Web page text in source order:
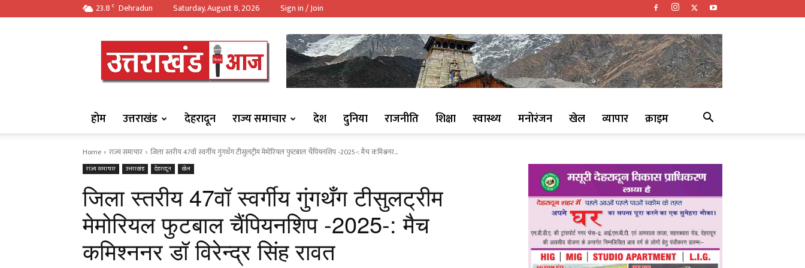
23.8 C Dehradun Saturday, August 8, 2026 Sign in / Join
https://uttarakhandaaj.com/
होम उत्तराखंड देहरादून राज्य समाचार देश दुनिया राजनीति शिक्षा स्वास्थ्य मनोरंजन खेल व्यापार क्राइम
Home राज्य समाचार जिला स्तरीय 47वॉ स्वर्गीय गुंगथँग टीसुलट्रीम मेमोरियल फुटबाल चैंपियनशिप -2025-: मैच कमिश्ननर...
राज्य समाचार उत्तराखंड देहरादून खेल
जिला स्तरीय 47वॉ स्वर्गीय गुंगथँग टीसुलट्रीम
मेमोरियल फुटबाल चैंपियनशिप -2025-: मैच
कमिश्ननर डॉ विरेन्द्र सिंह रावत